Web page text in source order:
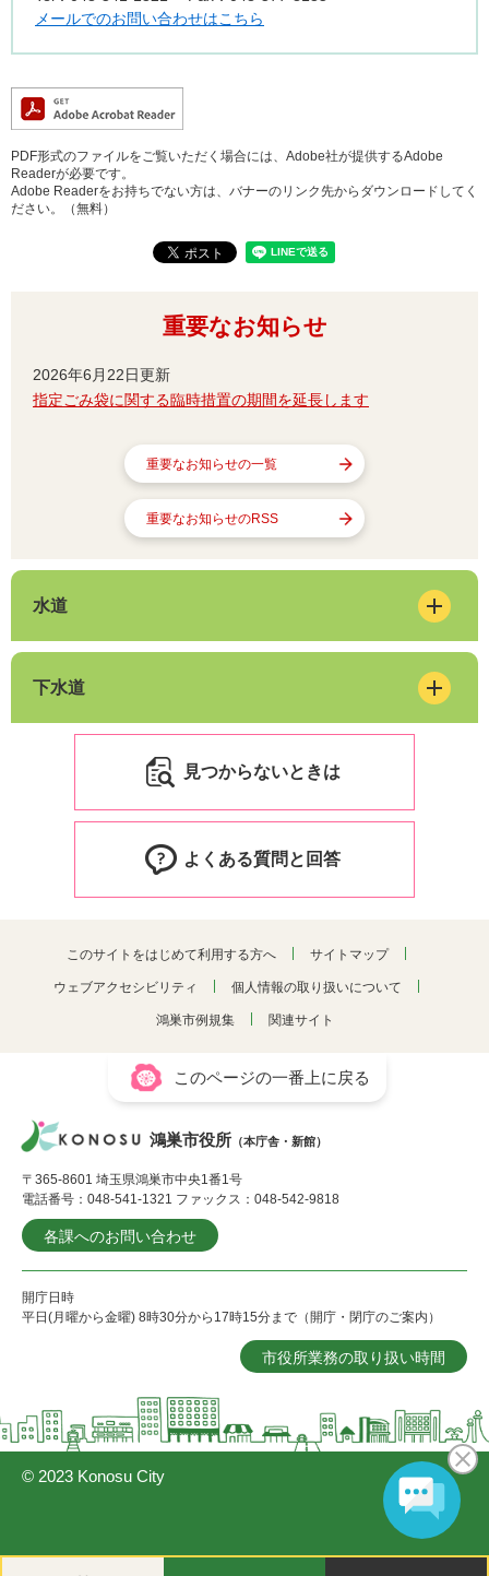
メールでのお問い合わせはこちら
PDF形式のファイルをご覧いただく場合には、Adobe社が提供するAdobe
Readerが必要です。
Adobe Readerをお持ちでない方は、バナーのリンク先からダウンロードしてく
ださい。（無料）
重要なお知らせ
2026年6月22日更新
指定ごみ袋に関する臨時措置の期間を延長します
重要なお知らせの一覧
重要なお知らせのRSS
水道
下水道
見つからないときは
よくある質問と回答
このサイトをはじめて利用する方へ サイトマップ
ウェブアクセシビリティ 個人情報の取り扱いについて
鴻巣市例規集 関連サイト
このページの一番上に戻る
鴻巣市役所 （本庁舎・新館）
〒365-8601 埼玉県鴻巣市中央1番1号
電話番号：048-541-1321 ファックス：048-542-9818
各課へのお問い合わせ
開庁日時
平日(月曜から金曜) 8時30分から17時15分まで（開庁・閉庁のご案内）
市役所業務の取り扱い時間
© 2023 Konosu City